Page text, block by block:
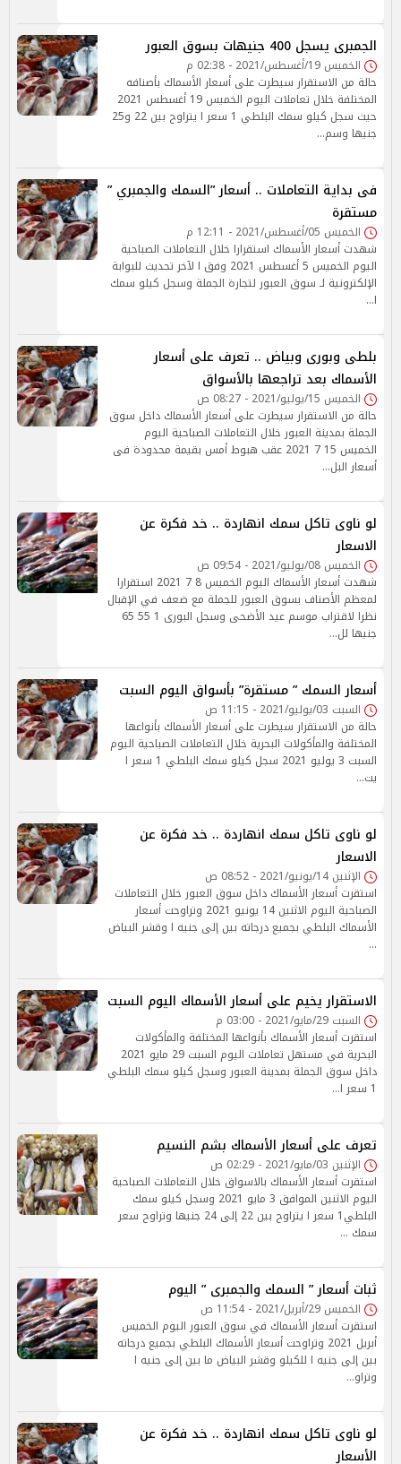
الجمبرى يسجل 400 جنيهات بسوق العبور
الخميس 19/أغسطس/2021 - 02:38 م
حالة من الاستقرار سيطرت على أسعار الأسماك بأصنافه
المختلفة خلال تعاملات اليوم الخميس 19 أغسطس 2021
حيث سجل كيلو سمك البلطي 1 سعر ا يتراوح بين 22 و25
جنيها وسم…
فى بداية التعاملات .. أسعار ”السمك والجمبري ”
مستقرة
الخميس 05/أغسطس/2021 - 12:11 م
شهدت أسعار الأسماك استقرارا خلال التعاملات الصباحية
اليوم الخميس 5 أغسطس 2021 وفق ا لآخر تحديث للبوابة
الإلكترونية لـ سوق العبور لتجارة الجملة وسجل كيلو سمك
ا…
بلطى وبورى وبياض .. تعرف على أسعار
الأسماك بعد تراجعها بالأسواق
الخميس 15/يوليو/2021 - 08:27 ص
حالة من الاستقرار سيطرت على أسعار الأسماك داخل سوق
الجملة بمدينة العبور خلال التعاملات الصباحية اليوم
الخميس 15 7 2021 عقب هبوط أمس بقيمة محدودة فى
أسعار البل…
لو ناوى تاكل سمك انهاردة .. خد فكرة عن
الاسعار
الخميس 08/يوليو/2021 - 09:54 ص
شهدت أسعار الأسماك اليوم الخميس 8 7 2021 استقرارا
لمعظم الأصناف بسوق العبور للجملة مع ضعف في الإقبال
نظرا لاقتراب موسم عيد الأضحى وسجل البورى 1 55 65
جنيها لل…
أسعار السمك ” مستقرة” بأسواق اليوم السبت
السبت 03/يوليو/2021 - 11:15 ص
حالة من الاستقرار سيطرت على أسعار الأسماك بأنواعها
المختلفة والمأكولات البحرية خلال التعاملات الصباحية اليوم
السبت 3 يوليو 2021 سجل كيلو سمك البلطي 1 سعر ا
يت…
لو ناوى تاكل سمك انهاردة .. خد فكرة عن
الاسعار
الإثنين 14/يونيو/2021 - 08:52 ص
استقرت أسعار الأسماك داخل سوق العبور خلال التعاملات
الصباحية اليوم الاثنين 14 يونيو 2021 وتراوحت أسعار
الأسماك البلطي بجميع درجاته بين إلى جنيه ا وقشر البياض
…
الاستقرار يخيم على أسعار الأسماك اليوم السبت
السبت 29/مايو/2021 - 03:00 م
استقرت أسعار الأسماك بأنواعها المختلفة والمأكولات
البحرية في مستهل تعاملات اليوم السبت 29 مايو 2021
داخل سوق الجملة بمدينة العبور وسجل كيلو سمك البلطي
1 سعر ا…
تعرف على أسعار الأسماك بشم النسيم
الإثنين 03/مايو/2021 - 02:29 ص
استقرت أسعار الأسماك بالاسواق خلال التعاملات الصباحية
اليوم الاثنين الموافق 3 مايو 2021 وسجل كيلو سمك
البلطي1 سعر ا يتراوح بين 22 إلى 24 جنيها وتراوح سعر
سمك …
ثبات أسعار ” السمك والجمبرى ” اليوم
الخميس 29/أبريل/2021 - 11:54 ص
استقرت أسعار الأسماك في سوق العبور اليوم الخميس
أبريل 2021 وتراوحت أسعار الأسماك البلطي بجميع درجاته
بين إلى جنيه ا للكيلو وقشر البياض ما بين إلى جنيه ا
وتراو…
لو ناوى تاكل سمك انهاردة .. خد فكرة عن
الأسعار